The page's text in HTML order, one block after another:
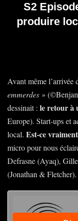
S2
produire
Avant même l’arrivée
emmerdes »
dessinait : le retour à
Europe). Start-ups et
local. Est-ce
micro pour nous
Defrasne (Ayaq),
(Jonathan & Fletcher).